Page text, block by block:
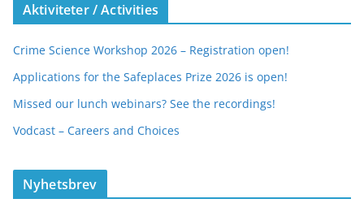
Aktiviteter / Activities
Crime Science Workshop 2026 – Registration open!
Applications for the Safeplaces Prize 2026 is open!
Missed our lunch webinars? See the recordings!
Vodcast – Careers and Choices
Nyhetsbrev